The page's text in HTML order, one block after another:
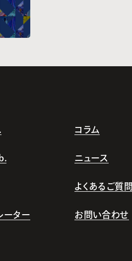
ーター
コラム
ニュース
よくあるご質問
お問い合わせ